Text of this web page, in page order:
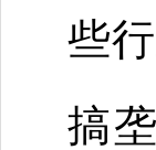
些
搞